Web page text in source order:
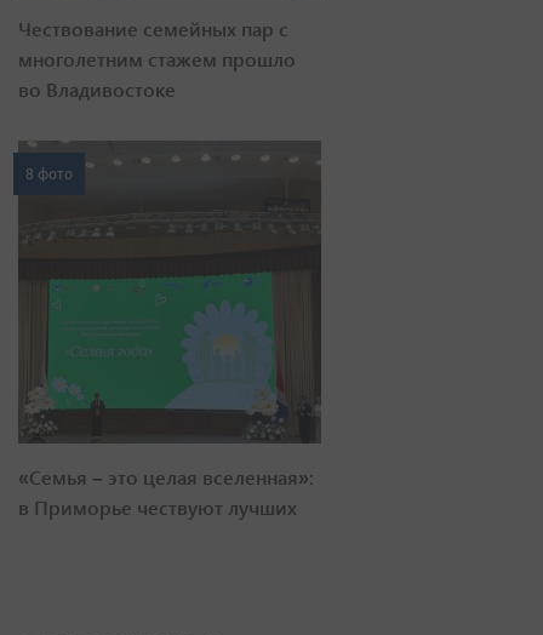
Чествование семейных пар с
многолетним стажем прошло
во Владивостоке
8 фото
«Семья – это целая вселенная»:
в Приморье чествуют лучших